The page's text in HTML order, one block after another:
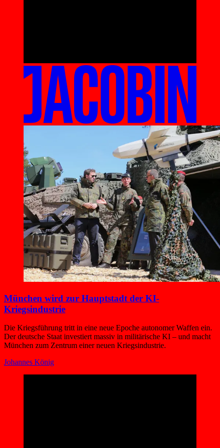
München wird zur Hauptstadt der KI-
Kriegsindustrie
Die Kriegsführung tritt in eine neue Epoche autonomer Waffen ein.
Der deutsche Staat investiert massiv in militärische KI – und macht
München zum Zentrum einer neuen Kriegsindustrie.
Johannes König